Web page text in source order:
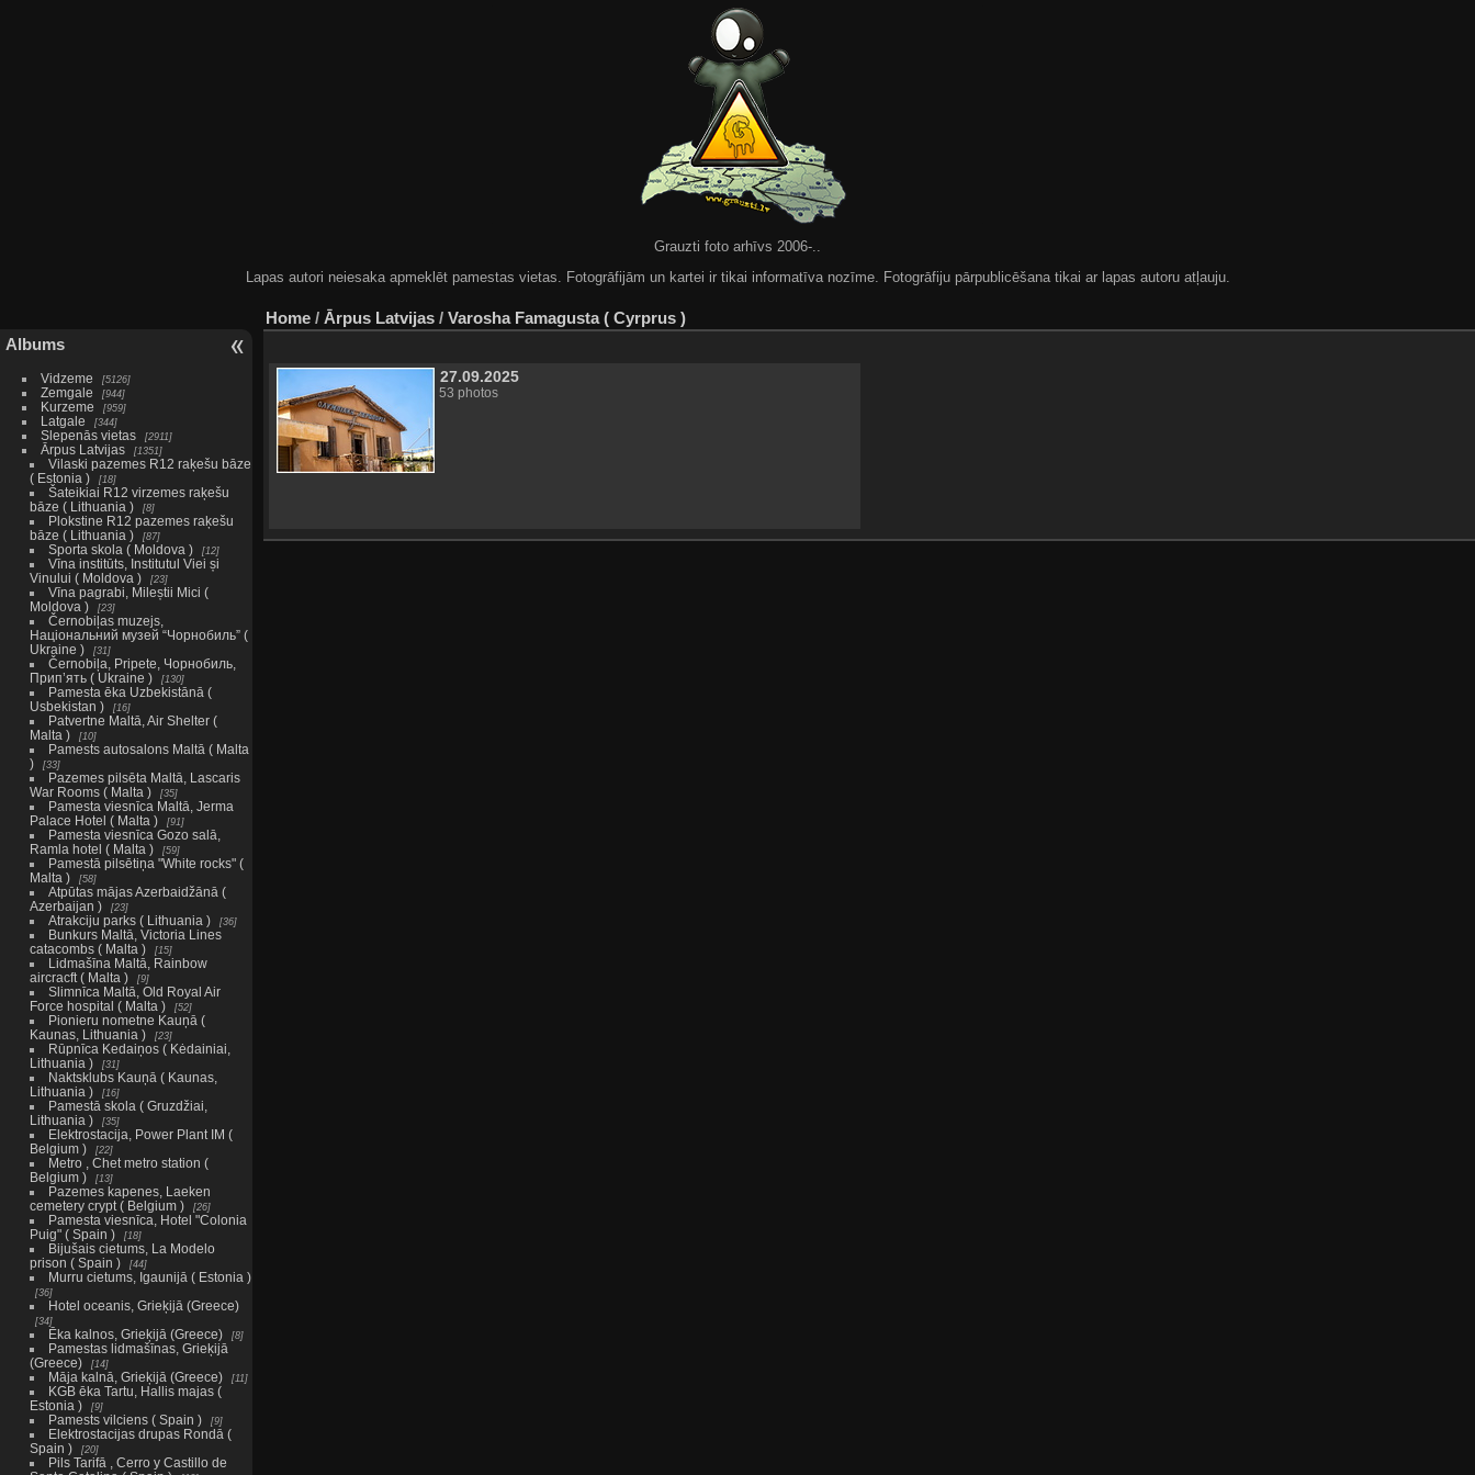
Grauzti foto arhīvs 2006-..
Lapas autori neiesaka apmeklēt pamestas vietas. Fotogrāfijām un kartei ir tikai informatīva nozīme. Fotogrāfiju pārpublicēšana tikai ar lapas autoru atļauju.
Albums
Vidzeme 5126
Zemgale 944
Kurzeme 959
Latgale 344
Slepenās vietas 2911
Ārpus Latvijas 1351
Vilaski pazemes R12 raķešu bāze
( Estonia )
18
Šateikiai R12 virzemes raķešu
bāze ( Lithuania )
8
Plokstine R12 pazemes raķešu
bāze ( Lithuania )
87
Sporta skola ( Moldova ) 12
Vīna institūts, Institutul Viei și
Vinului ( Moldova )
23
Vīna pagrabi, Mileștii Mici (
Moldova )
23
Černobiļas muzejs,
Національний музей “Чорнобиль” (
Ukraine )
31
Černobiļa, Pripete, Чорнобиль,
Прип’ять ( Ukraine )
130
Pamesta ēka Uzbekistānā (
Usbekistan )
16
Patvertne Maltā, Air Shelter (
Malta )
10
Pamests autosalons Maltā ( Malta
)
33
Pazemes pilsēta Maltā, Lascaris
War Rooms ( Malta )
35
Pamesta viesnīca Maltā, Jerma
Palace Hotel ( Malta )
91
Pamesta viesnīca Gozo salā,
Ramla hotel ( Malta )
59
Pamestā pilsētiņa "White rocks" (
Malta )
58
Atpūtas mājas Azerbaidžānā (
Azerbaijan )
23
Atrakciju parks ( Lithuania ) 36
Bunkurs Maltā, Victoria Lines
catacombs ( Malta )
15
Lidmašīna Maltā, Rainbow
aircracft ( Malta )
9
Slimnīca Maltā, Old Royal Air
Force hospital ( Malta )
52
Pionieru nometne Kauņā (
Kaunas, Lithuania )
23
Rūpnīca Kedaiņos ( Kėdainiai,
Lithuania )
31
Naktsklubs Kauņā ( Kaunas,
Lithuania )
16
Pamestā skola ( Gruzdžiai,
Lithuania )
35
Elektrostacija, Power Plant IM (
Belgium )
22
Metro , Chet metro station (
Belgium )
13
Pazemes kapenes, Laeken
cemetery crypt ( Belgium )
26
Pamesta viesnīca, Hotel "Colonia
Puig" ( Spain )
18
Bijušais cietums, La Modelo
prison ( Spain )
44
Murru cietums, Igaunijā ( Estonia )
36
Hotel oceanis, Grieķijā (Greece)
34
Ēka kalnos, Grieķijā (Greece) 8
Pamestas lidmašīnas, Grieķijā
(Greece)
14
Māja kalnā, Grieķijā (Greece) 11
KGB ēka Tartu, Hallis majas (
Estonia )
9
Pamests vilciens ( Spain ) 9
Elektrostacijas drupas Rondā (
Spain )
20
Pils Tarifā , Cerro y Castillo de
Home / Ārpus Latvijas / Varosha Famagusta ( Cyrprus )
27.09.2025
53 photos